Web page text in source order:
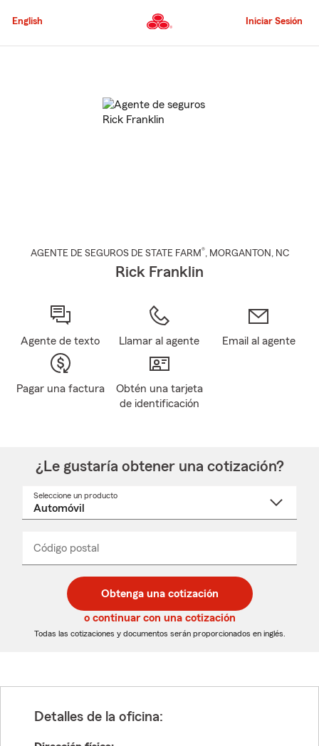
al
principal
English Iniciar Sesión
AGENTE DE SEGUROS DE STATE FARM®, MORGANTON , NC
Rick Franklin
Agente de texto Llamar al agente Email al agente
Pagar una factura
Obtén una tarjeta
de identificación
¿Le gustaría obtener una cotización?
Seleccione un producto
desplegable
Código postal
de
5
dígitos
de
5
dígitos
_____
Obtenga una cotización
o continuar con una cotización
Todas las cotizaciones y documentos serán proporcionados en inglés.
Detalles de la oficina: